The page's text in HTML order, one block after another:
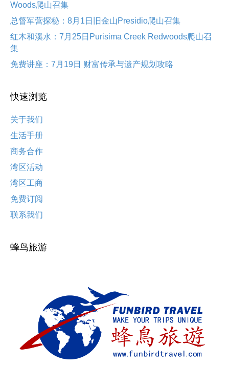
Woods爬山召集
总督军营探秘：8月1日旧金山Presidio爬山召集
红木和溪水：7月25日Purisima Creek Redwoods爬山召
集
免费讲座：7月19日 财富传承与遗产规划攻略
快速浏览
关于我们
生活手册
商务合作
湾区活动
湾区工商
免费订阅
联系我们
蜂鸟旅游